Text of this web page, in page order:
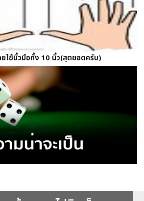
ใช้นิ้วมือทั้ง 10 นิ้ว(สุดยอดครับ)